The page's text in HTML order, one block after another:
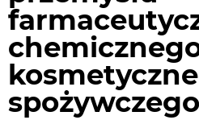
Zaloguj
spożywczego